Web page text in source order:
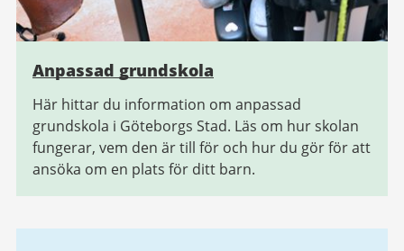
Anpassad grundskola
Här hittar du information om anpassad
grundskola i Göteborgs Stad. Läs om hur skolan
fungerar, vem den är till för och hur du gör för att
ansöka om en plats för ditt barn.